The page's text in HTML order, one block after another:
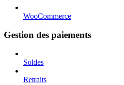
WooCommerce
Gestion des paiements
Soldes
Retraits